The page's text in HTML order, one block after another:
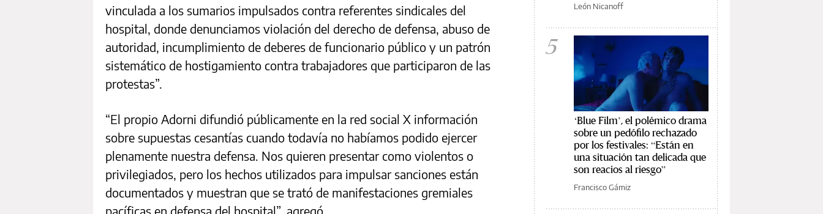
vinculada a los sumarios impulsados contra referentes sindicales del
hospital, donde denunciamos violación del derecho de defensa, abuso de
autoridad, incumplimiento de deberes de funcionario público y un patrón
sistemático de hostigamiento contra trabajadores que participaron de las
protestas”.
“El propio Adorni difundió públicamente en la red social X información
sobre supuestas cesantías cuando todavía no habíamos podido ejercer
plenamente nuestra defensa. Nos quieren presentar como violentos o
privilegiados, pero los hechos utilizados para impulsar sanciones están
documentados y muestran que se trató de manifestaciones gremiales
pacíficas en defensa del hospital”, agregó.
León Nicanoff
5
‘Blue Film’, el polémico drama
sobre un pedófilo rechazado
por los festivales: “Están en
una situación tan delicada que
son reacios al riesgo”
Francisco Gámiz